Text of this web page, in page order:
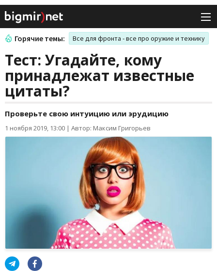
Горячие темы: Все для фронта - все про оружие и технику
Тест: Угадайте, кому
принадлежат известные
цитаты?
Проверьте свою интуицию или эрудицию
1 ноября 2019, 13:00 | Автор: Максим Григорьев